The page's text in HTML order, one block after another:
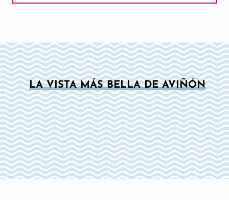
Momentos excepcionales
LA VISTA MÁS BELLA DE AVIÑÓN